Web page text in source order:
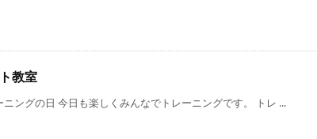
教室
ングの日 今日も楽しくみんなでトレーニングです。 トレ ...